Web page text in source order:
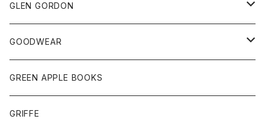
ネクタイ
チーフ
トップス
シャツ
タンクトップ
ボトム
ショートパンツ
スカート
レディース
スカート
サンダル
トップス
Tシャツ
GLEN GORDON
グッズ
手袋
GOODWEAR
トップス
Tシャツ
GREEN APPLE BOOKS
GRIFFE